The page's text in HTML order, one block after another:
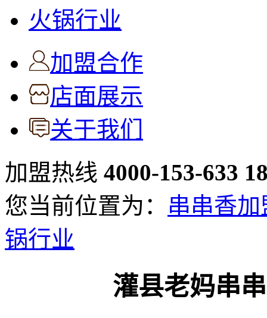
火锅行业
加盟合作
店面展示
关于我们
加盟热线 4000-153-633
您当前位置为： 串串香加
锅行业
灌县老妈串